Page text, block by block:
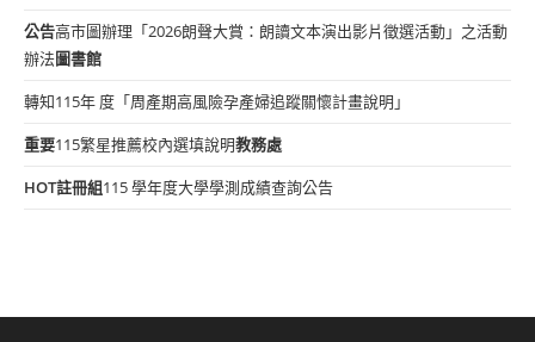
公告高市圖辦理「2026朗聲大賞：朗讀文本演出影片徵選活動」之活動
辦法圖書館
轉知115年 度「周產期高風險孕產婦追蹤關懷計畫說明」
重要115繁星推薦校內選填說明教務處
HOT註冊組115 學年度大學學測成績查詢公告